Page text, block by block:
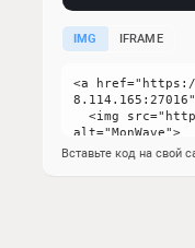
IMG IFRAME
Вставьте код на свой